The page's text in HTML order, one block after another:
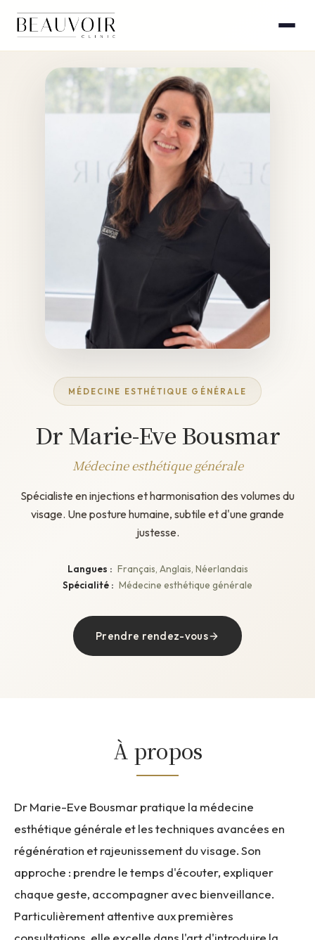
MÉDECINE ESTHÉTIQUE GÉNÉRALE
Dr Marie-Eve Bousmar
Médecine esthétique générale
Spécialiste en injections et harmonisation des volumes du
visage. Une posture humaine, subtile et d'une grande
justesse.
Langues : Français, Anglais, Néerlandais
Spécialité : Médecine esthétique générale
Prendre rendez-vous
À propos
Dr Marie-Eve Bousmar pratique la médecine
esthétique générale et les techniques avancées en
régénération et rajeunissement du visage. Son
approche : prendre le temps d'écouter, expliquer
chaque geste, accompagner avec bienveillance.
Particulièrement attentive aux premières